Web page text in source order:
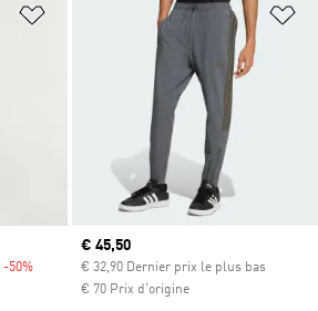
Ajouter à la Liste de produits
-50%
Prix actuel
€ 45,50
€ 32,90 Dernier prix le plus bas
€ 70 Prix d'origine